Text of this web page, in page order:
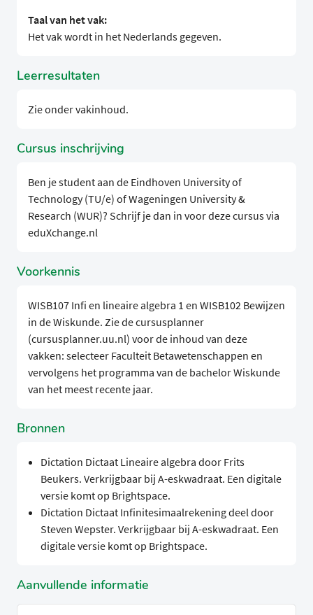
Taal van het vak:
Het vak wordt in het Nederlands gegeven.
Leerresultaten
Zie onder vakinhoud.
Cursus inschrijving
Ben je student aan de Eindhoven University of
Technology (TU/e) of Wageningen University &
Research (WUR)? Schrijf je dan in voor deze cursus via
eduXchange.nl
Voorkennis
WISB107 Infi en lineaire algebra 1 en WISB102 Bewijzen
in de Wiskunde. Zie de cursusplanner
(cursusplanner.uu.nl) voor de inhoud van deze
vakken: selecteer Faculteit Betawetenschappen en
vervolgens het programma van de bachelor Wiskunde
van het meest recente jaar.
Bronnen
Dictation Dictaat Lineaire algebra door Frits
Beukers. Verkrijgbaar bij A-eskwadraat. Een digitale
versie komt op Brightspace.
Dictation Dictaat Infinitesimaalrekening deel door
Steven Wepster. Verkrijgbaar bij A-eskwadraat. Een
digitale versie komt op Brightspace.
Aanvullende informatie